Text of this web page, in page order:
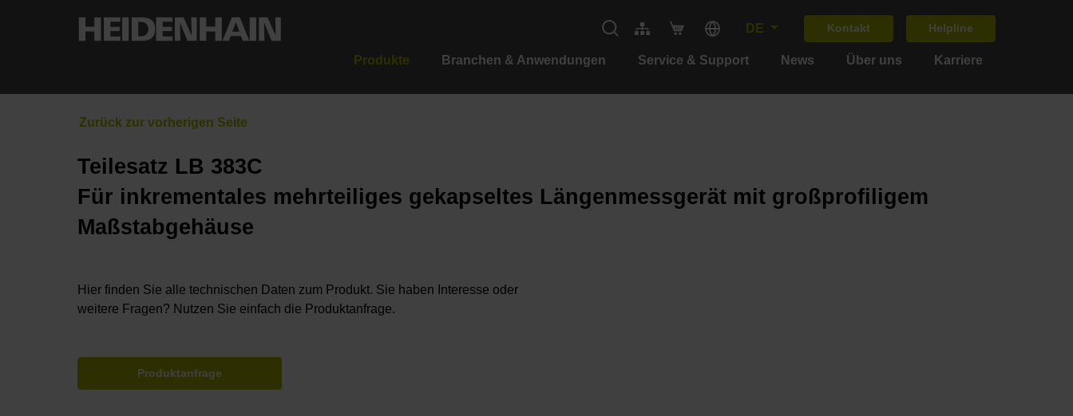
DE Kontakt Helpline
Produkte Branchen & Anwendungen Service & Support News Über uns Karriere
Teilesatz LB 383C
Für inkrementales mehrteiliges gekapseltes Längenmessgerät mit großprofiligem
Maßstabgehäuse
Hier finden Sie alle technischen Daten zum Produkt. Sie haben Interesse oder
weitere Fragen? Nutzen Sie einfach die Produktanfrage.
Produktanfrage